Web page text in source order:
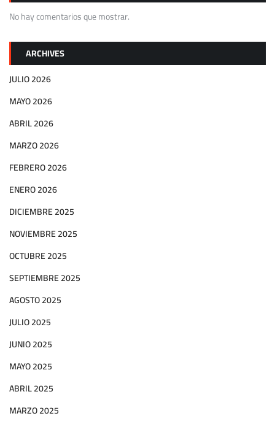
No hay comentarios que mostrar.
ARCHIVES
JULIO 2026
MAYO 2026
ABRIL 2026
MARZO 2026
FEBRERO 2026
ENERO 2026
DICIEMBRE 2025
NOVIEMBRE 2025
OCTUBRE 2025
SEPTIEMBRE 2025
AGOSTO 2025
JULIO 2025
JUNIO 2025
MAYO 2025
ABRIL 2025
MARZO 2025